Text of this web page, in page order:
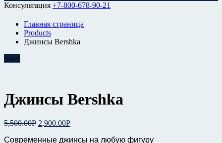
Консультация +7-800-678-90-21
Главная страница
Products
Джинсы Bershka
Sale!
Джинсы Bershka
5,500.00Р 2,900.00Р
Современные джинсы на любую фигуру